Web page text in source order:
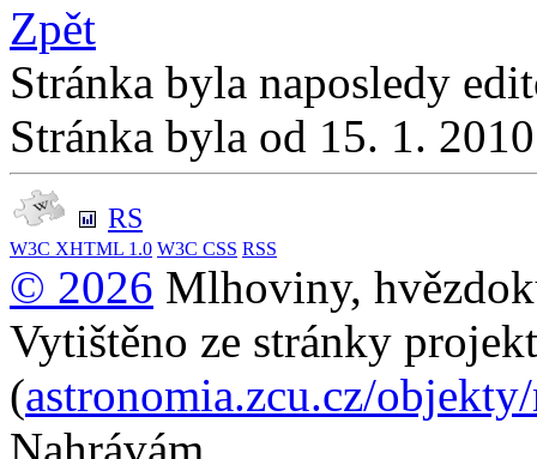
Zpět
Stránka byla naposledy
Stránka byla od 15. 1.
RS
W3C XHTML 1.0 W3C CSS RSS
© 2026 Mlhoviny,
Vytištěno ze stránky
(astronomia.zcu.cz/
Nahrávám...